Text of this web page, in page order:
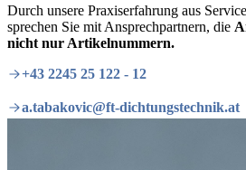
Durch unsere Praxiserfahrung aus
sprechen Sie mit Ansprechpartnern, die
nicht nur Artikelnummern.
+43 2245 25 122 - 12
a.tabakovic@ft-dichtungstechnik.at